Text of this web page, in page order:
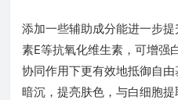
添加一些辅助成分能进一步
素E等抗氧化维生素，可增强
协同作用下更有效地抵御自
暗沉，提亮肤色，与白细胞